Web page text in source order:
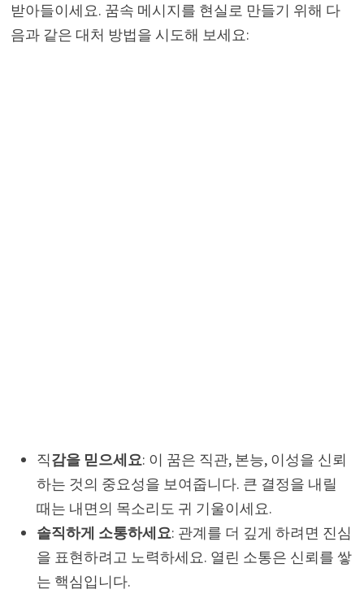
받아들이세요. 꿈속 메시지를 현실로 만들기 위해 다
음과 같은 대처 방법을 시도해 보세요:
직감을 믿으세요: 이 꿈은 직관, 본능, 이성을 신뢰
하는 것의 중요성을 보여줍니다. 큰 결정을 내릴
때는 내면의 목소리도 귀 기울이세요.
솔직하게 소통하세요: 관계를 더 깊게 하려면 진심
을 표현하려고 노력하세요. 열린 소통은 신뢰를 쌓
는 핵심입니다.